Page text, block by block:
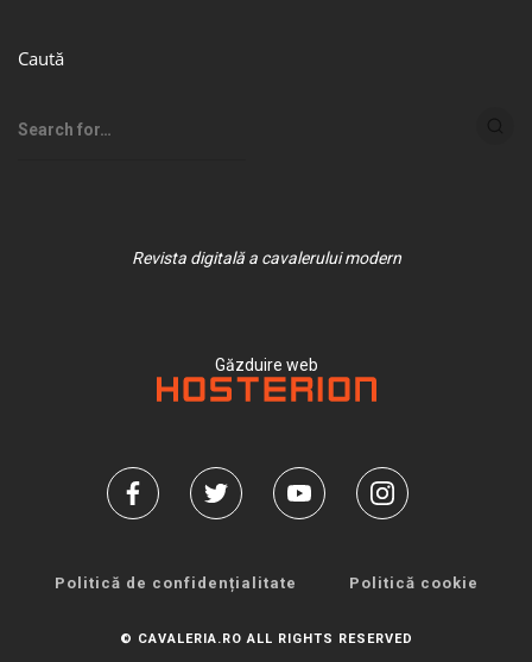
Caută
Revista digitală a cavalerului modern
Găzduire web
Politică de confidențialitate Politică cookie
© CAVALERIA.RO ALL RIGHTS RESERVED